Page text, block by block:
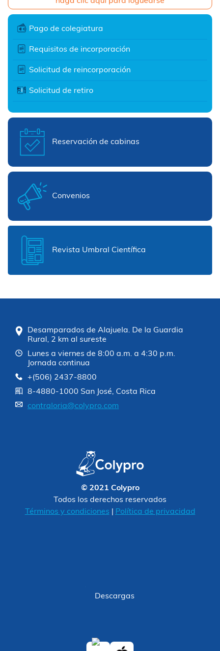
Pago de colegiatura
Requisitos de incorporación
Solicitud de reincorporación
Solicitud de retiro
Reservación de cabinas
Convenios
Revista Umbral Científica
Desamparados de Alajuela. De la Guardia
Rural, 2 km al sureste
Lunes a viernes de 8:00 a.m. a 4:30 p.m.
Jornada continua
+(506) 2437-8800
8-4880-1000 San José, Costa Rica
contraloria@colypro.com
© 2021 Colypro
Todos los derechos reservados
Términos y condiciones
Política de privacidad
Descargas